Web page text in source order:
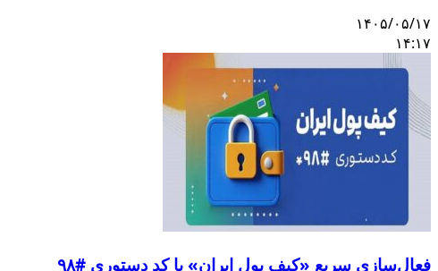
۱۴۰۵/۰۵/۱۷
۱۴:۱۷
فعال‌سازی سریع «کیف پول ایران» با کد دستوری #۹۸